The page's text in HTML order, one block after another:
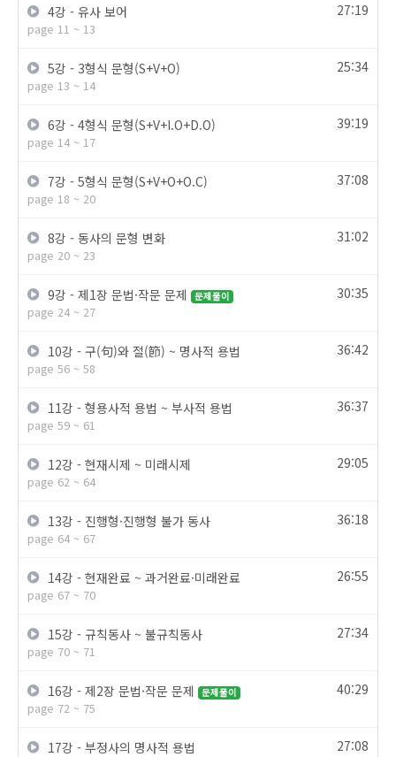
4강 - 유사 보어 27:19
page 11 ~ 13
5강 - 3형식 문형(S+V+O) 25:34
page 13 ~ 14
6강 - 4형식 문형(S+V+I.O+D.O) 39:19
page 14 ~ 17
7강 - 5형식 문형(S+V+O+O.C) 37:08
page 18 ~ 20
8강 - 동사의 문형 변화 31:02
page 20 ~ 23
9강 - 제1장 문법·작문 문제 문제풀이 30:35
page 24 ~ 27
10강 - 구(句)와 절(節) ~ 명사적 용법 36:42
page 56 ~ 58
11강 - 형용사적 용법 ~ 부사적 용법 36:37
page 59 ~ 61
12강 - 현재시제 ~ 미래시제 29:05
page 62 ~ 64
13강 - 진행형·진행형 불가 동사 36:18
page 64 ~ 67
14강 - 현재완료 ~ 과거완료·미래완료 26:55
page 67 ~ 70
15강 - 규칙동사 ~ 불규칙동사 27:34
page 70 ~ 71
16강 - 제2장 문법·작문 문제 문제풀이 40:29
page 72 ~ 75
17강 - 부정사의 명사적 용법 27:08